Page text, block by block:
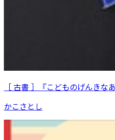
［ 古書 ］『こどものげんき
かこさとし